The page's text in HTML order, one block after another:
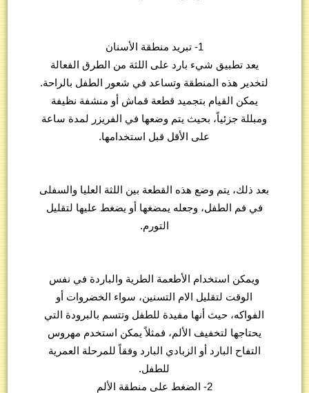
1- تبريد منطقة الأسنان
يعد تطبيق شيء بارد على اللثة من الطرق الفعالة
لتخدير هذه المنطقة وتساعد في شعور الطفل بالراحة.
يمكن القيام بتجميد قطعة قماش أو منشفة نظيفة
ومبللة جزئياً، بحيث يتم وضعها في الفريزر لمدة ساعة
على الأقل قبل استخدامها.
بعد ذلك، يتم وضع هذه القطعة بين اللثة العليا والسفلى
في فم الطفل، وجعله يمضغها أو يضغط عليها لتقليل
التورم.
ويمكن استخدام الأطعمة الطرية والباردة في نفس
الوقت لتقليل الام التسنين، سواء الخضروات أو
الفواكه، حيث أنها مفيدة للطفل وتتسم بالبرودة التي
يحتاجها لتخفيف الألم، فمثلاً يمكن استخدم مهروس
التفاح البارد أو الزبادي البارد وفقاً للمرحلة العمرية
للطفل.
2- الضغط على منطقة الألم